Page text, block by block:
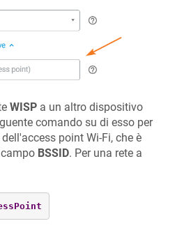
WISP a un altro dispositivo
comando su di esso per
point Wi-Fi, che è
BSSID. Per una rete a